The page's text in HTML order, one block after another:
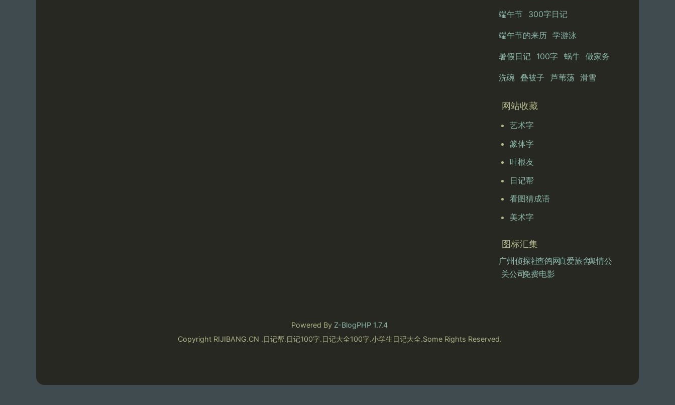
端午节 300字日记
端午节的来历 学游泳
暑假日记 100字 蜗牛 做家务
洗碗 叠被子 芦苇荡 滑雪
网站收藏
艺术字
篆体字
叶根友
日记帮
看图猜成语
美术字
图标汇集
广州侦探社查鸽网真爱旅舍舆情公
关公司免费电影
Powered By Z-BlogPHP 1.7.4
Copyright RIJIBANG.CN .日记帮.日记100字.日记大全100字.小学生日记大全.Some Rights Reserved.